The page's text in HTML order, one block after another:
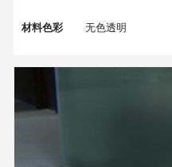
材料色彩 无色透明
耐湿性 95%
拉伸性